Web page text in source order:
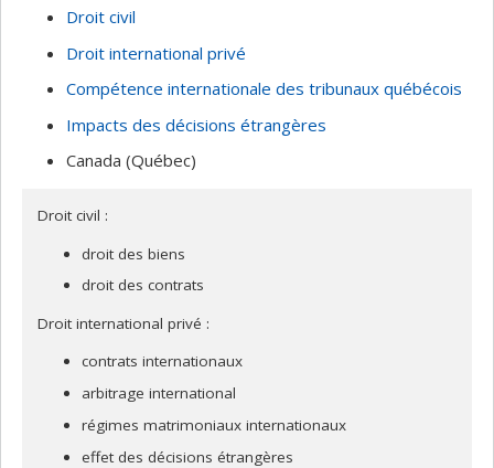
Droit civil
Droit international privé
Compétence internationale des tribunaux québécois
Impacts des décisions étrangères
Canada (Québec)
Droit civil :
droit des biens
droit des contrats
Droit international privé :
contrats internationaux
arbitrage international
régimes matrimoniaux internationaux
effet des décisions étrangères